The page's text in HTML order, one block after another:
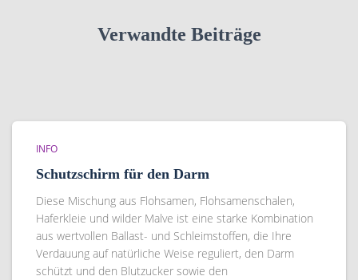
Verwandte Beiträge
INFO
Schutzschirm für den Darm
Diese Mischung aus Flohsamen, Flohsamenschalen,
Haferkleie und wilder Malve ist eine starke Kombination
aus wertvollen Ballast- und Schleimstoffen, die Ihre
Verdauung auf natürliche Weise reguliert, den Darm
schützt und den Blutzucker sowie den